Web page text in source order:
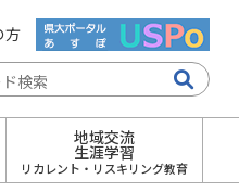
方
地域交流
生涯学習
リカレント・リスキリング教育